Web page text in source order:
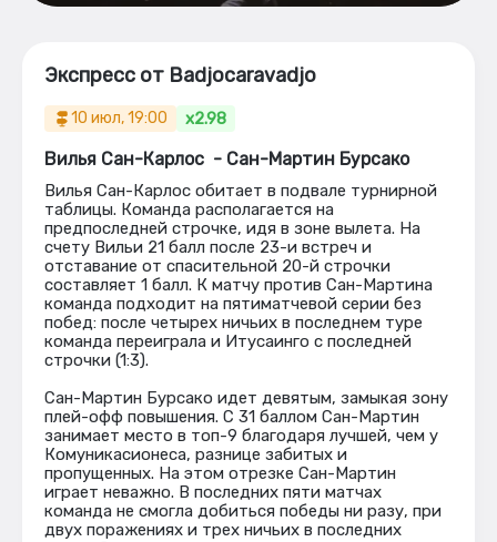
Экспресс от Badjocaravadjo
10 июл, 19:00 x2.98
Вилья Сан-Карлос  - Сан-Мартин Бурсако
Вилья Сан-Карлос обитает в подвале турнирной
таблицы. Команда располагается на
предпоследней строчке, идя в зоне вылета. На
счету Вильи 21 балл после 23-и встреч и
отставание от спасительной 20-й строчки
составляет 1 балл. К матчу против Сан-Мартина
команда подходит на пятиматчевой серии без
побед: после четырех ничьих в последнем туре
команда переиграла и Итусаинго с последней
строчки (1:3).
Сан-Мартин Бурсако идет девятым, замыкая зону
плей-офф повышения. С 31 баллом Сан-Мартин
занимает место в топ-9 благодаря лучшей, чем у
Комуникасионеса, разнице забитых и
пропущенных. На этом отрезке Сан-Мартин
играет неважно. В последних пяти матчах
команда не смогла добиться победы ни разу, при
двух поражениях и трех ничьих в последних